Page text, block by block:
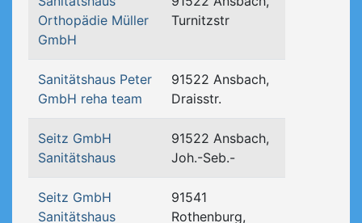
Orthopädie Müller
GmbH
Turnitzstr
Sanitätshaus Peter
GmbH reha team
91522 Ansbach,
Draisstr.
Seitz GmbH
Sanitätshaus
91522 Ansbach,
Joh.-Seb.-
Seitz GmbH
Sanitätshaus
91541
Rothenburg,